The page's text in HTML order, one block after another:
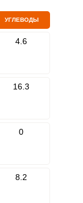
УГЛЕВОДЫ
4.6
16.3
0
8.2